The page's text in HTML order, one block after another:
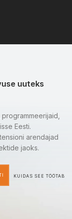
uuteks
Eesti.
arendajad
jaoks.
KUIDAS SEE TÖÖTAB